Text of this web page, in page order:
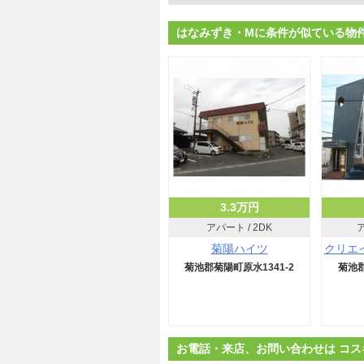
はなみずき・Mに条件が似ている物
3.3万円
アパート / 2DK
菊陽ハイツ
菊池郡菊陽町原水1341-2
クリエ
菊池
お電話・来店、お問い合わせは コ